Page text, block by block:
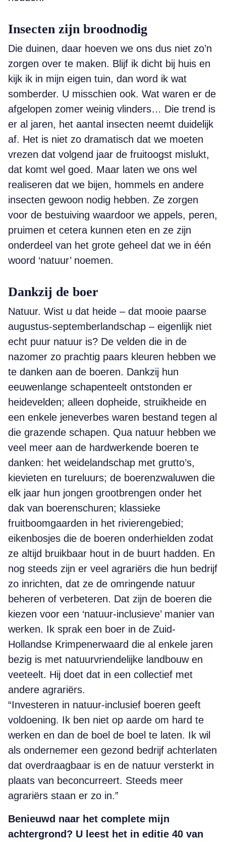
Insecten zijn broodnodig
Die duinen, daar hoeven we ons dus niet zo’n
zorgen over te maken. Blijf ik dicht bij huis en
kijk ik in mijn eigen tuin, dan word ik wat
somberder. U misschien ook. Wat waren er de
afgelopen zomer weinig vlinders… Die trend is
er al jaren, het aantal insecten neemt duidelijk
af. Het is niet zo dramatisch dat we moeten
vrezen dat volgend jaar de fruitoogst mislukt,
dat komt wel goed. Maar laten we ons wel
realiseren dat we bijen, hommels en andere
insecten gewoon nodig hebben. Ze zorgen
voor de bestuiving waardoor we appels, peren,
pruimen et cetera kunnen eten en ze zijn
onderdeel van het grote geheel dat we in één
woord ‘natuur’ noemen.
Dankzij de boer
Natuur. Wist u dat heide – dat mooie paarse
augustus-septemberlandschap – eigenlijk niet
echt puur natuur is? De velden die in de
nazomer zo prachtig paars kleuren hebben we
te danken aan de boeren. Dankzij hun
eeuwenlange schapenteelt ontstonden er
heidevelden; alleen dopheide, struikheide en
een enkele jeneverbes waren bestand tegen al
die grazende schapen. Qua natuur hebben we
veel meer aan de hardwerkende boeren te
danken: het weidelandschap met grutto’s,
kievieten en tureluurs; de boerenzwaluwen die
elk jaar hun jongen grootbrengen onder het
dak van boerenschuren; klassieke
fruitboomgaarden in het rivierengebied;
eikenbosjes die de boeren onderhielden zodat
ze altijd bruikbaar hout in de buurt hadden. En
nog steeds zijn er veel agrariërs die hun bedrijf
zo inrichten, dat ze de omringende natuur
beheren of verbeteren. Dat zijn de boeren die
kiezen voor een ‘natuur-inclusieve’ manier van
werken. Ik sprak een boer in de Zuid-
Hollandse Krimpenerwaard die al enkele jaren
bezig is met natuurvriendelijke landbouw en
veeteelt. Hij doet dat in een collectief met
andere agrariërs.
“Investeren in natuur-inclusief boeren geeft
voldoening. Ik ben niet op aarde om hard te
werken en dan de boel de boel te laten. Ik wil
als ondernemer een gezond bedrijf achterlaten
dat overdraagbaar is en de natuur versterkt in
plaats van beconcurreert. Steeds meer
agrariërs staan er zo in.”
Benieuwd naar het complete mijn
achtergrond? U leest het in editie 40 van